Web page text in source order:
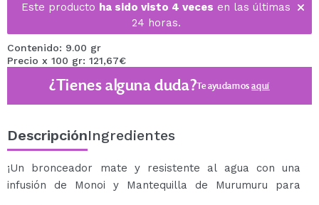
Este producto ha sido visto 4 veces en las últimas
24 horas.
Contenido: 9.00 gr
Precio x 100 gr: 121,67€
¿Tienes alguna duda?Te ayudamosaquí
DescripciónIngredientes
¡Un bronceador mate y resistente al agua con una
infusión de Monoi y Mantequilla de Murumuru para